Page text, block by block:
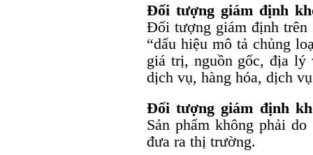
Đối tượng giám định
Đối tượng giám định trên
“dấu hiệu mô tả chủng
giá trị, nguồn gốc, địa lý
dịch vụ, hàng hóa, dịch
Đối tượng giám định
Sản phẩm không phải
đưa ra thị trường.